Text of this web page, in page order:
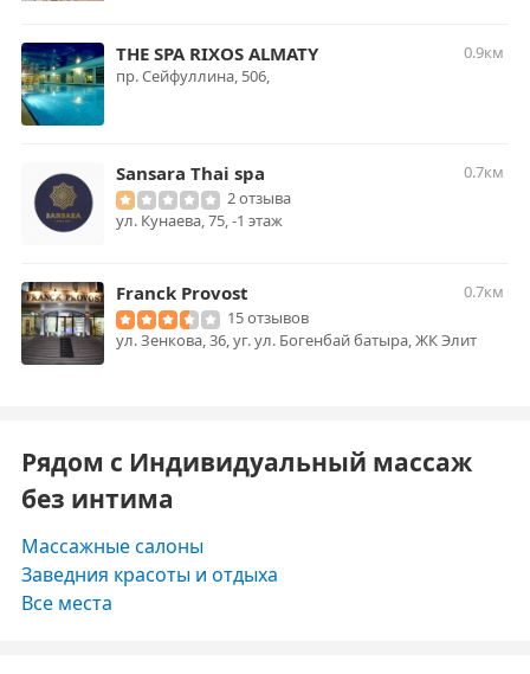
THE SPA RIXOS ALMATY
0.9км
пр. Сейфуллина, 506,
Sansara Thai spa
0.7км
2 отзыва
ул. Кунаева, 75, -1 этаж
Franck Provost
0.7км
15 отзывов
ул. Зенкова, 36, уг. ул. Богенбай батыра, ЖК Элит
Рядом с Индивидуальный массаж
без интима
Массажные салоны
Заведния красоты и отдыха
Все места